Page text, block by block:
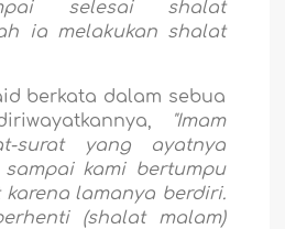
selesai shalat
ia melakukan shalat
berkata dalam sebua
"Imam
surat yang ayatnya
kami bertumpu
lamanya berdiri.
(shalat malam)